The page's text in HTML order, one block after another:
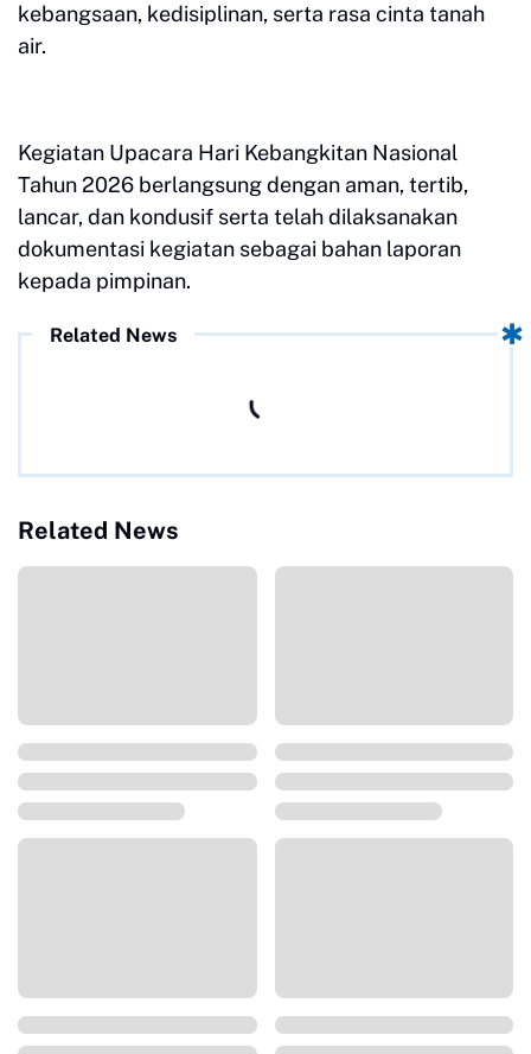
kebangsaan, kedisiplinan, serta rasa cinta tanah
air.
Kegiatan Upacara Hari Kebangkitan Nasional
Tahun 2026 berlangsung dengan aman, tertib,
lancar, dan kondusif serta telah dilaksanakan
dokumentasi kegiatan sebagai bahan laporan
kepada pimpinan.
Related News
Related News